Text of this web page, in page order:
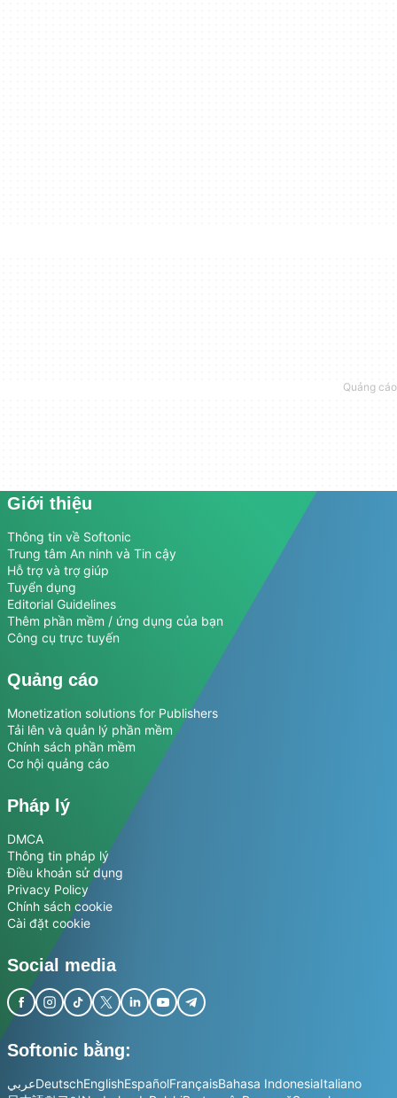
Giới thiệu
Thông tin về Softonic
Trung tâm An ninh và Tin cậy
Hỗ trợ và trợ giúp
Tuyển dụng
Editorial Guidelines
Thêm phần mềm / ứng dụng của bạn
Công cụ trực tuyến
Quảng cáo
Monetization solutions for Publishers
Tải lên và quản lý phần mềm
Chính sách phần mềm
Cơ hội quảng cáo
Pháp lý
DMCA
Thông tin pháp lý
Điều khoản sử dụng
Privacy Policy
Chính sách cookie
Cài đặt cookie
Social media
Softonic bằng:
عربيDeutschEnglishEspañolFrançaisBahasa IndonesiaItaliano